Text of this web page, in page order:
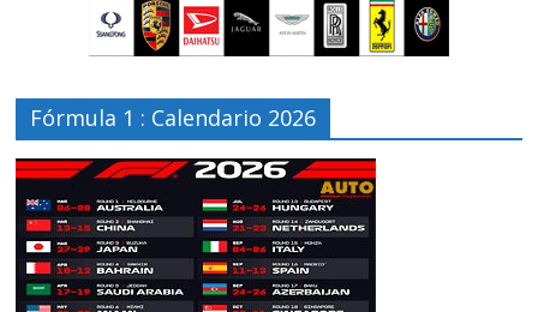
Fórmula 1 : Calendario 2026